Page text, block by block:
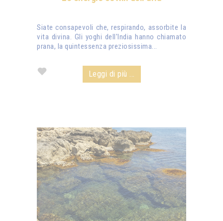
Siate consapevoli che, respirando, assorbite la
vita divina. Gli yoghi dell'India hanno chiamato
prana, la quintessenza preziosissima...
Leggi di più ...